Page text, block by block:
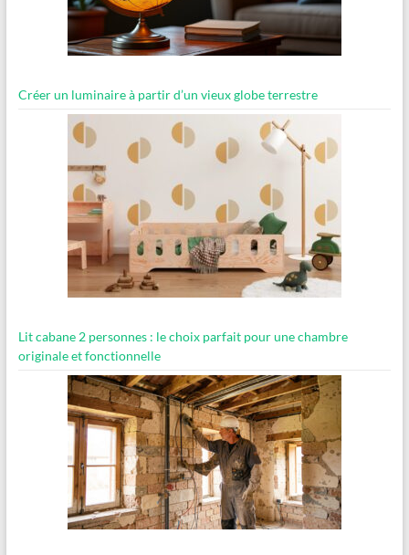
Créer un luminaire à partir d’un vieux globe terrestre
Lit cabane 2 personnes : le choix parfait pour une chambre
originale et fonctionnelle